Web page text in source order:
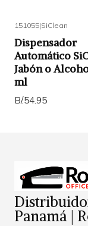
151055|SiClean
Dispensador
Automático
Jabón o
ml
B/.54.95
Panamá |